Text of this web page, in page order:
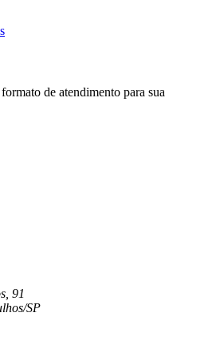
de atendimento para sua
91
SP